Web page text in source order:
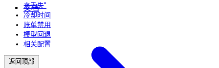
文档
来丢失"
冷却时间
账单禁用
模型回退
相关配置
返回顶部